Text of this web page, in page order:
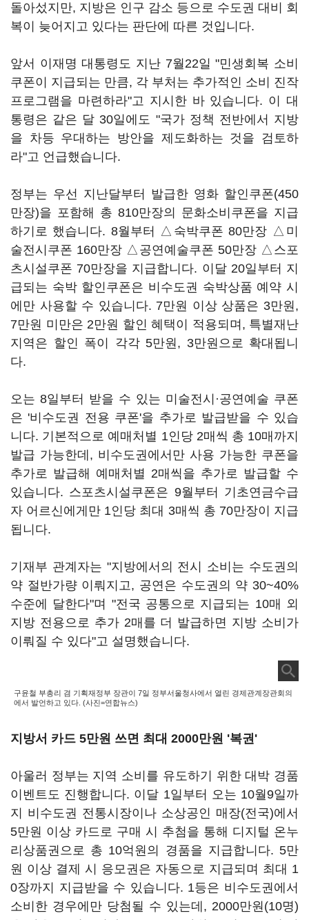
돌아섰지만, 지방은 인구 감소 등으로 수도권 대비 회
복이 늦어지고 있다는 판단에 따른 것입니다.
앞서 이재명 대통령도 지난 7월22일 "민생회복 소비
쿠폰이 지급되는 만큼, 각 부처는 추가적인 소비 진작
프로그램을 마련하라"고 지시한 바 있습니다. 이 대
통령은 같은 달 30일에도 "국가 정책 전반에서 지방
을 차등 우대하는 방안을 제도화하는 것을 검토하
라"고 언급했습니다.
정부는 우선 지난달부터 발급한 영화 할인쿠폰(450
만장)을 포함해 총 810만장의 문화소비쿠폰을 지급
하기로 했습니다. 8월부터 △숙박쿠폰 80만장 △미
술전시쿠폰 160만장 △공연예술쿠폰 50만장 △스포
츠시설쿠폰 70만장을 지급합니다. 이달 20일부터 지
급되는 숙박 할인쿠폰은 비수도권 숙박상품 예약 시
에만 사용할 수 있습니다. 7만원 이상 상품은 3만원,
7만원 미만은 2만원 할인 혜택이 적용되며, 특별재난
지역은 할인 폭이 각각 5만원, 3만원으로 확대됩니
다.
오는 8일부터 받을 수 있는 미술전시·공연예술 쿠폰
은 '비수도권 전용 쿠폰'을 추가로 발급받을 수 있습
니다. 기본적으로 예매처별 1인당 2매씩 총 10매까지
발급 가능한데, 비수도권에서만 사용 가능한 쿠폰을
추가로 발급해 예매처별 2매씩을 추가로 발급할 수
있습니다. 스포츠시설쿠폰은 9월부터 기초연금수급
자 어르신에게만 1인당 최대 3매씩 총 70만장이 지급
됩니다.
기재부 관계자는 "지방에서의 전시 소비는 수도권의
약 절반가량 이뤄지고, 공연은 수도권의 약 30~40%
수준에 달한다"며 "전국 공통으로 지급되는 10매 외
지방 전용으로 추가 2매를 더 발급하면 지방 소비가
이뤄질 수 있다"고 설명했습니다.
구윤철 부총리 겸 기획재정부 장관이 7일 정부서울청사에서 열린 경제관계장관회의
에서 발언하고 있다. (사진=연합뉴스)
지방서 카드 5만원 쓰면 최대 2000만원 '복권'
아울러 정부는 지역 소비를 유도하기 위한 대박 경품
이벤트도 진행합니다. 이달 1일부터 오는 10월9일까
지 비수도권 전통시장이나 소상공인 매장(전국)에서
5만원 이상 카드로 구매 시 추첨을 통해 디지털 온누
리상품권으로 총 10억원의 경품을 지급합니다. 5만
원 이상 결제 시 응모권은 자동으로 지급되며 최대 1
0장까지 지급받을 수 있습니다. 1등은 비수도권에서
소비한 경우에만 당첨될 수 있는데, 2000만원(10명)